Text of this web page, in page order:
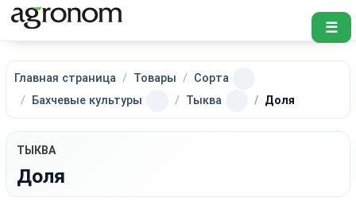
☰
Главная страница Товары
Сорта
Бахчевые культуры
Тыква Доля
ТЫКВА
Доля